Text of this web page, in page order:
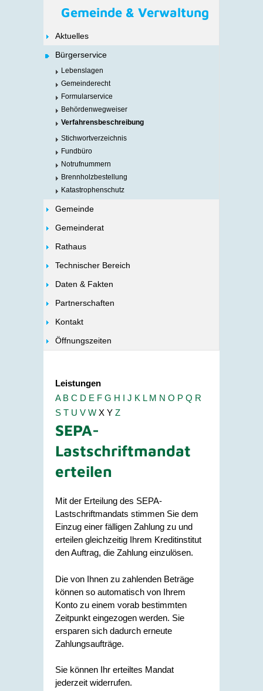
Gemeinde & Verwaltung
Aktuelles
Bürgerservice
Lebenslagen
Gemeinderecht
Formularservice
Behördenwegweiser
Verfahrensbeschreibung
Stichwortverzeichnis
Fundbüro
Notrufnummern
Brennholzbestellung
Katastrophenschutz
Gemeinde
Gemeinderat
Rathaus
Technischer Bereich
Daten & Fakten
Partnerschaften
Kontakt
Öffnungszeiten
Leistungen
A B C D E F G H I J K L M N O P Q R
S T U V W X Y Z
SEPA-
Lastschriftmandat
erteilen
Mit der Erteilung des SEPA-
Lastschriftmandats stimmen Sie dem
Einzug einer fälligen Zahlung zu und
erteilen gleichzeitig Ihrem Kreditinstitut
den Auftrag, die Zahlung einzulösen.
Die von Ihnen zu zahlenden Beträge
können so automatisch von Ihrem
Konto zu einem vorab bestimmten
Zeitpunkt eingezogen werden. Sie
ersparen sich dadurch erneute
Zahlungsaufträge.
Sie können Ihr erteiltes Mandat
jederzeit widerrufen.